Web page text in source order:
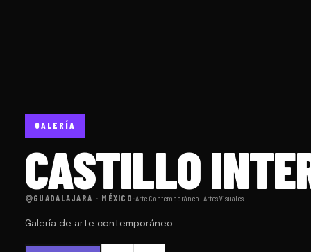
GALERÍA
CASTILLO
GUADALAJARA · MÉXICO·Arte Contemporáneo · Artes Visuales
Galería de arte contemporáneo